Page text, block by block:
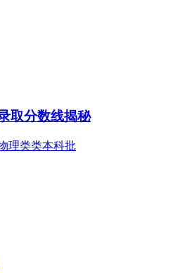
取分数线揭秘